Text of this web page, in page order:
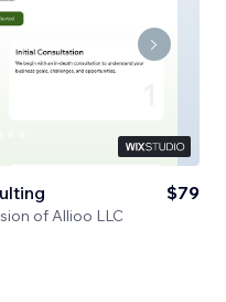
of Allioo LLC
$79